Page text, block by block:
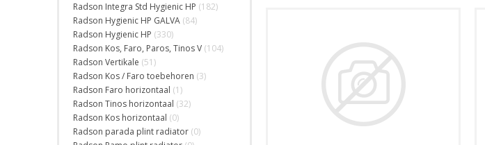
Radson Integra Std Hygienic HP (182)
Radson Hygienic HP GALVA (84)
Radson Hygienic HP (330)
Radson Kos, Faro, Paros, Tinos V (104)
Radson Vertikale (51)
Radson Kos / Faro toebehoren (3)
Radson Faro horizontaal (1)
Radson Tinos horizontaal (32)
Radson Kos horizontaal (0)
Radson parada plint radiator (0)